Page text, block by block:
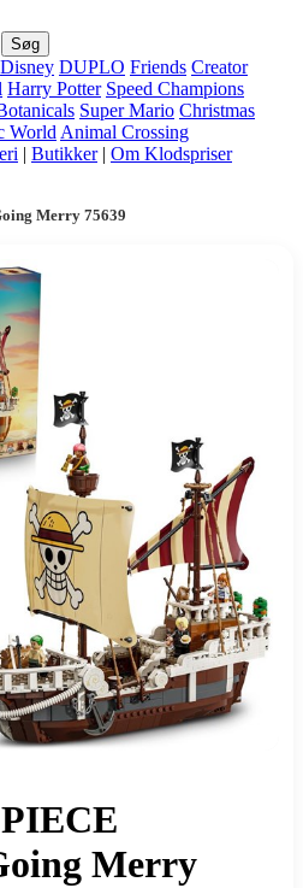
Søg
Disney DUPLO Friends Creator
Harry Potter Speed Champions
Super Mario Christmas
World Animal Crossing
| Butikker | Om Klodspriser
Merry 75639
Merry